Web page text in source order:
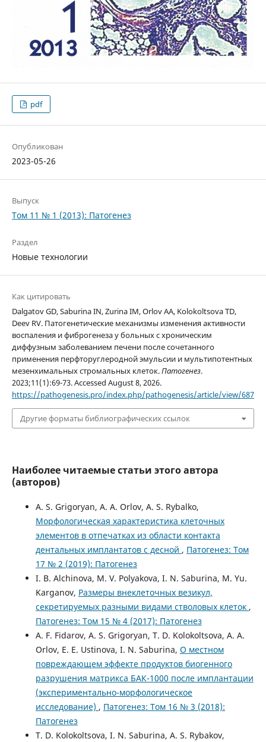
pdf
Опубликован
2023-05-26
Выпуск
Том 11 № 1 (2013): Патогенез
Раздел
Новые технологии
Как цитировать
Dalgatov GD, Saburina IN, Zurina IM, Orlov AA, Kolokoltsova TD,
Deev RV. Патогенетические механизмы изменения активности
воспаления и фиброгенеза у больных с хроническим
диффузным заболеванием печени после сочетанного
применения перфторуглеродной эмульсии и мультипотентных
мезенхимальных стромальных клеток.Патогенез.
2023;11(1):69-73. Accessed August 8, 2026.
https://pathogenesis.pro/index.php/pathogenesis/article/view/687
Другие форматы библиографических ссылок
Наиболее читаемые статьи этого автора
(авторов)
A. S. Grigoryan, A. A. Orlov, A. S. Rybalko,
Морфологическая характеристика клеточных
элементов в отпечатках из области контакта
дентальных имплантатов с десной , Патогенез: Том
17 № 2 (2019): Патогенез
I. B. Alchinova, M. V. Polyakova, I. N. Saburina, M. Yu.
Karganov, Размеры внеклеточных везикул,
секретируемых разными видами стволовых клеток ,
Патогенез: Том 15 № 4 (2017): Патогенез
A. F. Fidarov, A. S. Grigoryan, T. D. Kolokoltsova, A. A.
Orlov, E. E. Ustinova, I. N. Saburina, О местном
повреждающем эффекте продуктов биогенного
разрушения матрикса БАК-1000 после имплантации
(экспериментально-морфологическое
исследование) , Патогенез: Том 16 № 3 (2018):
Патогенез
T. D. Kolokoltsova, I. N. Saburina, A. S. Rybakov,